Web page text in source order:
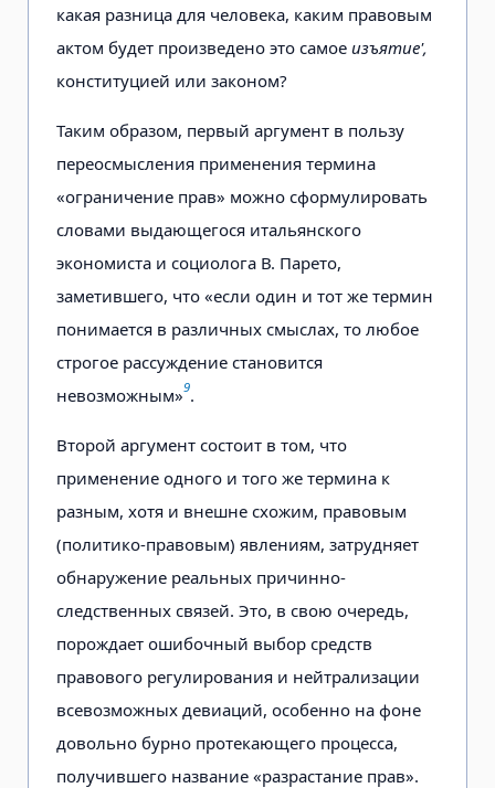
какая разница для человека, каким правовым
актом будет произведено это самое изъятие',
конституцией или законом?
Таким образом, первый аргумент в пользу
переосмысления применения термина
«ограничение прав» можно сформулировать
словами выдающегося итальянского
экономиста и социолога В. Парето,
заметившего, что «если один и тот же термин
понимается в различных смыслах, то любое
строгое рассуждение становится
невозможным»9.
Второй аргумент состоит в том, что
применение одного и того же термина к
разным, хотя и внешне схожим, правовым
(политико-правовым) явлениям, затрудняет
обнаружение реальных причинно-
следственных связей. Это, в свою очередь,
порождает ошибочный выбор средств
правового регулирования и нейтрализации
всевозможных девиаций, особенно на фоне
довольно бурно протекающего процесса,
получившего название «разрастание прав».